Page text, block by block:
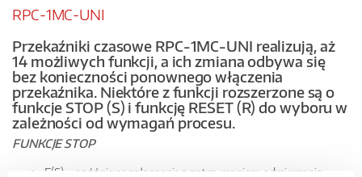
RPC-1MC-UNI
Przekaźniki czasowe RPC-1MC-UNI realizują, aż
14 możliwych funkcji, a ich zmiana odbywa się
bez konieczności ponownego włączenia
przekaźnika. Niektóre z funkcji rozszerzone są o
funkcje STOP (S) i funkcję RESET (R) do wyboru w
zależności od wymagań procesu.
FUNKCJE STOP
E(S) – opóźnione załączenie z zatrzymaniem odmierzania